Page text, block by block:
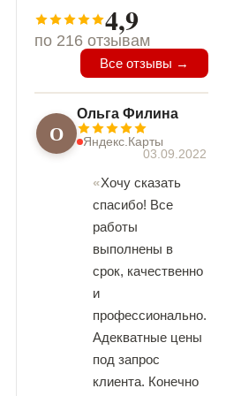
4,9
по 216 отзывам
Все отзывы →
О
Ольга Филина
Яндекс.Карты
03.09.2022
Хочу сказать
спасибо! Все
работы
выполнены в
срок, качественно
и
профессионально.
Адекватные цены
под запрос
клиента. Конечно